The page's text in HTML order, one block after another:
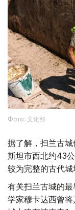
Фото: 文化部
据了解，扫兰古
斯坦市西北约43
较为完整的古代城
有关扫兰古城的
学家穆卡达西曾将